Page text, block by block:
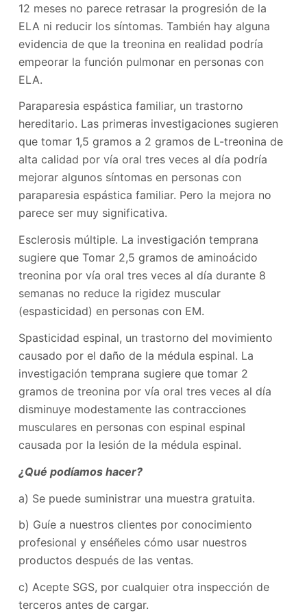
12 meses no parece retrasar la progresión de la
ELA ni reducir los síntomas. También hay alguna
evidencia de que la treonina en realidad podría
empeorar la función pulmonar en personas con
ELA.
Paraparesia espástica familiar, un trastorno
hereditario. Las primeras investigaciones sugieren
que tomar 1,5 gramos a 2 gramos de L-treonina de
alta calidad por vía oral tres veces al día podría
mejorar algunos síntomas en personas con
paraparesia espástica familiar. Pero la mejora no
parece ser muy significativa.
Esclerosis múltiple. La investigación temprana
sugiere que Tomar 2,5 gramos de aminoácido
treonina por vía oral tres veces al día durante 8
semanas no reduce la rigidez muscular
(espasticidad) en personas con EM.
Spasticidad espinal, un trastorno del movimiento
causado por el daño de la médula espinal. La
investigación temprana sugiere que tomar 2
gramos de treonina por vía oral tres veces al día
disminuye modestamente las contracciones
musculares en personas con espinal espinal
causada por la lesión de la médula espinal.
¿Qué podíamos hacer?
a) Se puede suministrar una muestra gratuita.
b) Guíe a nuestros clientes por conocimiento
profesional y enséñeles cómo usar nuestros
productos después de las ventas.
c) Acepte SGS, por cualquier otra inspección de
terceros antes de cargar.